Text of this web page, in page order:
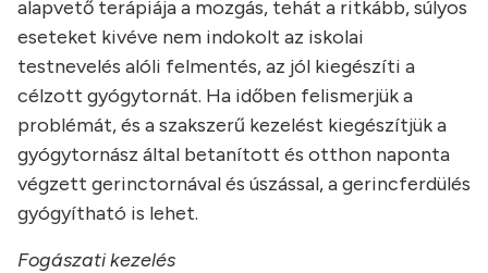
alapvető terápiája a mozgás, tehát a ritkább, súlyos
eseteket kivéve nem indokolt az iskolai
testnevelés alóli felmentés, az jól kiegészíti a
célzott gyógytornát. Ha időben felismerjük a
problémát, és a szakszerű kezelést kiegészítjük a
gyógytornász által betanított és otthon naponta
végzett gerinctornával és úszással, a gerincferdülés
gyógyítható is lehet.
Fogászati kezelés